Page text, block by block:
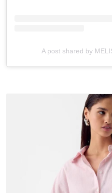
A post shared by